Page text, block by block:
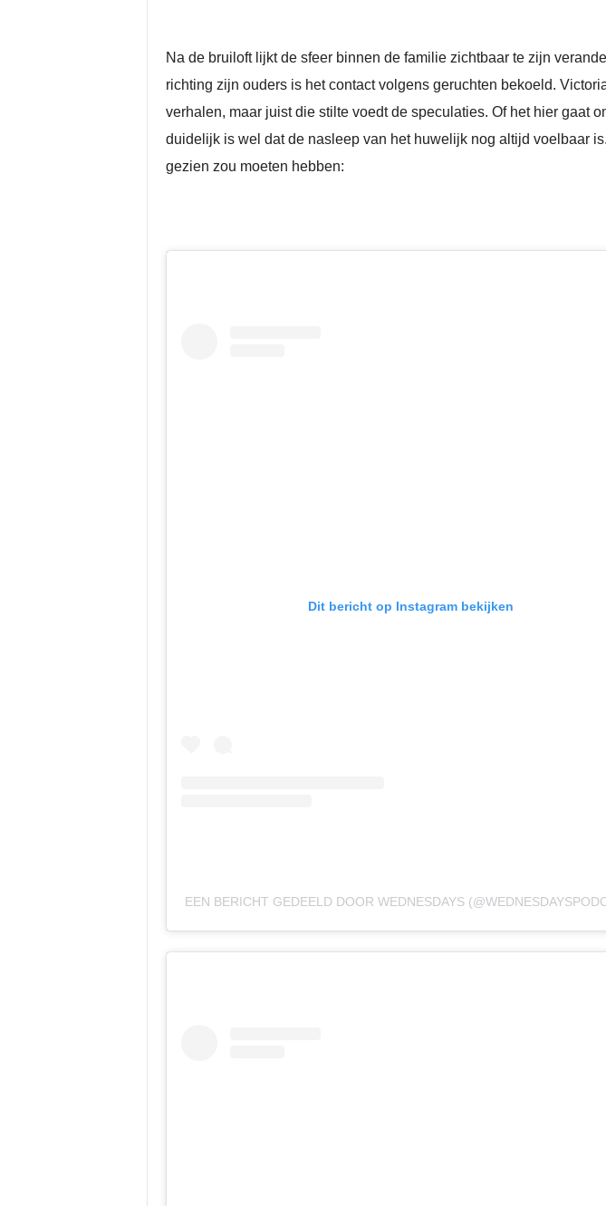
Na de bruiloft lijkt de sfeer binnen de familie zichtbaar te zijn
richting zijn ouders is het contact volgens geruchten bekoeld.
verhalen, maar juist die stilte voedt de speculaties. Of het hier gaat
duidelijk is wel dat de nasleep van het huwelijk nog altijd voelbaar
gezien zou moeten hebben:
Dit bericht op Instagram bekijken
EEN BERICHT GEDEELD DOOR WEDNESDAYS